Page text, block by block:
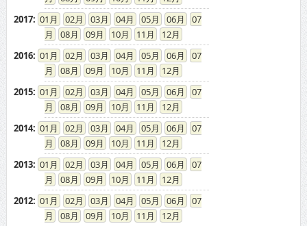
2017: 01 02 03 04 05 06
07
08
09 10 11
12
2016: 01 02 03 04 05 06
07
08
09 10 11
12
2015: 01 02 03 04 05 06
07
08
09 10 11
12
2014: 01 02 03 04 05 06
07
08
09 10 11
12
2013: 01 02 03 04 05 06
07
08
09 10 11
12
2012: 01 02 03 04 05 06
07
08
09 10 11
12